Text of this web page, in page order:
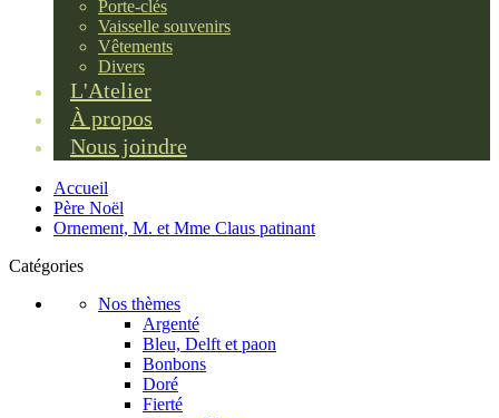
Porte-clés
Vaisselle souvenirs
Vêtements
Divers
L'Atelier
À propos
Nous joindre
Accueil
Père Noël
Ornement, M. et Mme Claus patinant
Catégories
Nos thèmes
Argenté
Bleu, Delft et paon
Bonbons
Doré
Fierté